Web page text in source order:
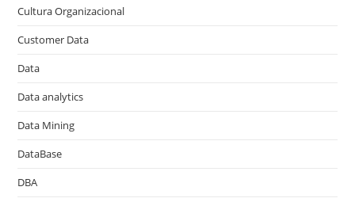
Cultura Organizacional
Customer Data
Data
Data analytics
Data Mining
DataBase
DBA